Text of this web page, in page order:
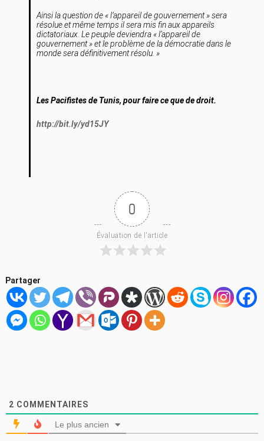
Ainsi la question de «l’appareil de gouvernement» sera
résolue et même temps il sera mis fin aux appareils
dictatoriaux. Le peuple deviendra « l’appareil de
gouvernement » et le problème de la démocratie dans le
monde sera définitivement résolu. »
Les Pacifistes de Tunis, pour faire ce que de droit.
http://bit.ly/yd15JY
0
Évaluation de l'article
Partager
2 COMMENTAIRES
Le plus ancien